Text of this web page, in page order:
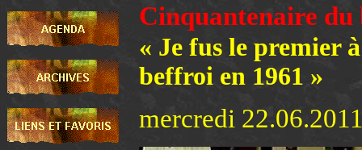
Cinquantenaire du
« Je fus le premier
beffroi en 1961 »
mercredi